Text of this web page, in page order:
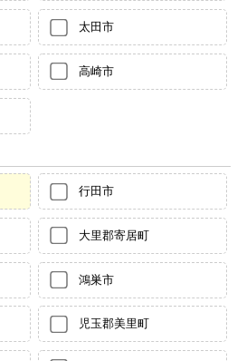
太田市
高崎市
行田市
大里郡寄居町
鴻巣市
児玉郡美里町